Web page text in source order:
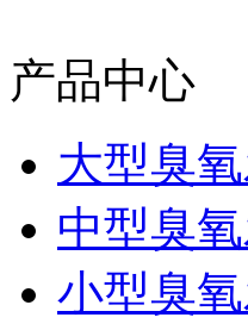
产品中心
大型臭
中型臭
小型臭